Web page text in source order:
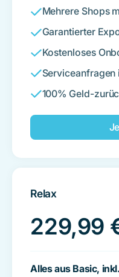
Mehrere Shops
Garantierter
Kostenloses
100% Geld-
Relax
229,99
Alles aus Basic,